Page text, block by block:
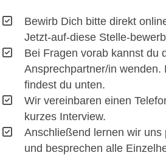
Bewirb Dich bitte direkt
Jetzt-auf-diese Stelle-
Bei Fragen vorab kannst du
Ansprechpartner/in wenden.
findest du unten.
Wir vereinbaren einen
kurzes Interview.
Anschließend lernen wir uns
und besprechen alle